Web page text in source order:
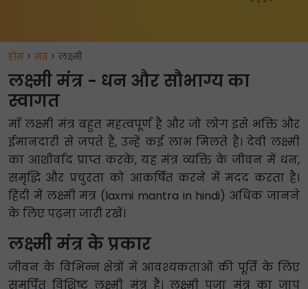
होम>मंत्र> लक्ष्मी
लक्ष्मी मंत्र - धन और सौभाग्य का
स्वागत
माँ लक्ष्मी मंत्र बहुत महत्वपूर्ण है और जो लोग इसे भक्ति और
ईमानदारी से जपते हैं, उन्हें कई लाभ मिलते हैं। देवी लक्ष्मी
का आशीर्वाद प्राप्त करके, यह मंत्र व्यक्ति के जीवन में धन,
समृद्धि और प्रचुरता को आकर्षित करने में मदद करता है।
हिंदी में लक्ष्मी मंत्र (laxmi mantra in hindi) अधिक जानने
के लिए पढ़ना जारी रखें।
लक्ष्मी मंत्र के प्रकार
जीवन के विभिन्न क्षेत्रों में आवश्यकताओं की पूर्ति के लिए
समर्पित विशिष्ट लक्ष्मी मंत्र हैं। लक्ष्मी पूजा मंत्र का जाप